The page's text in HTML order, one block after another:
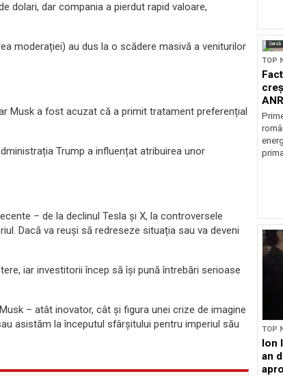
dolari, dar compania a pierdut rapid valoare,
moderației) au dus la o scădere masivă a veniturilor
Musk a fost acuzat că a primit tratament preferențial
Trump a influențat atribuirea unor
– de la declinul Tesla și X, la controversele
Dacă va reuși să redreseze situația sau va deveni
iar investitorii încep să își pună întrebări serioase
– atât inovator, cât și figura unei crize de imagine
asistăm la începutul sfârșitului pentru imperiul său
TOP
TOP
Ion
an